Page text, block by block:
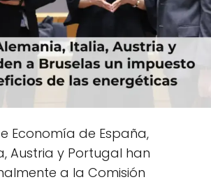
Economía de España,
Austria y Portugal han
a la Comisión